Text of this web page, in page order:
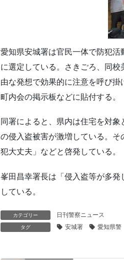
愛知県安城署は官民一体で防犯
に選定している。さきごろ、同
由な発想で効果的に注意を呼び
町内会の掲示板などに貼付する。
同署によると、県内は住宅を対
の侵入盗被害が激増している。
犯大丈夫」などと啓発している。
峯田昌幸署長は「侵入盗等が多
している。
カテゴリー 日刊警察ニュース
タグ 安城署 愛知県警